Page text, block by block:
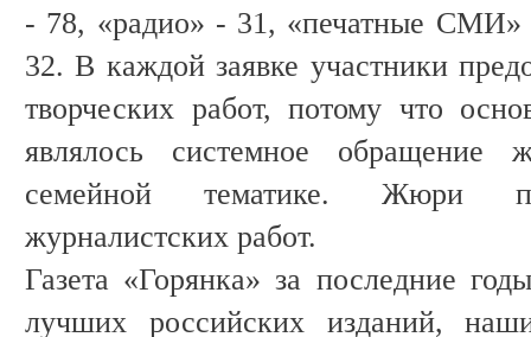
- 78, «радио» - 31, «печатные
32. В каждой заявке участники
творческих работ, потому что
являлось системное
семейной тематике. Жюри
журналистских работ.
Газета «Горянка» за последние
лучших российских изданий,